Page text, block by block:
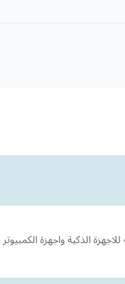
الذكية واجهزة الكمبيوتر